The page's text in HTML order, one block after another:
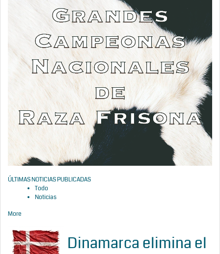
ÚLTIMAS NOTICIAS PUBLICADAS
Todo
Noticias
More
Dinamarca elimina el